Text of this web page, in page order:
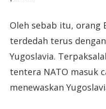
Oleh sebab itu, orang
terdedah terus
Yugoslavia.
tentera NATO masuk
menewaskan